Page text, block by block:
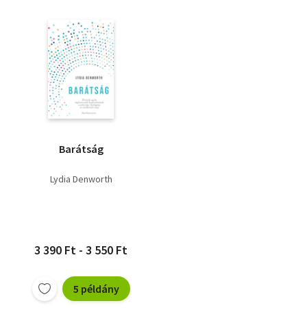
Barátság
Lydia Denworth
3 390 Ft - 3 550 Ft
5 példány